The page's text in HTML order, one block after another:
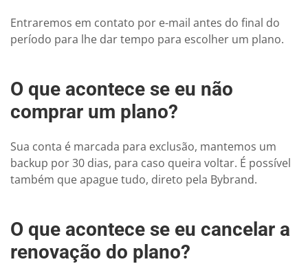
Entraremos em contato por e-mail antes do final do
período para lhe dar tempo para escolher um plano.
O que acontece se eu não
comprar um plano?
Sua conta é marcada para exclusão, mantemos um
backup por 30 dias, para caso queira voltar. É possível
também que apague tudo, direto pela Bybrand.
O que acontece se eu cancelar a
renovação do plano?